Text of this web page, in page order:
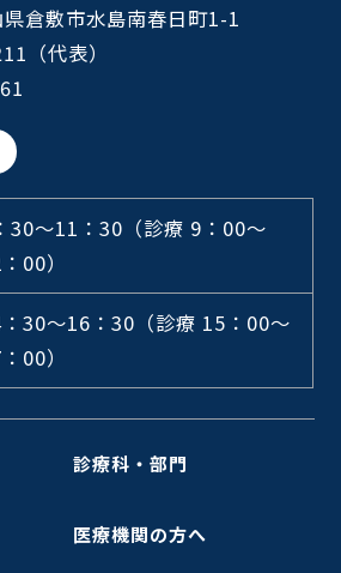
倉敷市水島南春日町1-1
（代表）
30～11：30 （診療 9：00～
00）
30～16：30 （診療 15：00～
00）
診療科・部門
医療機関の方へ